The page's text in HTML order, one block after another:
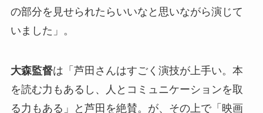
の部分を見せられたらいいなと思いながら演じて
いました」。
大森監督は「芦田さんはすごく演技が上手い。本
を読む力もあるし、人とコミュニケーションを取
る力もある」と芦田を絶賛。が、その上で「映画